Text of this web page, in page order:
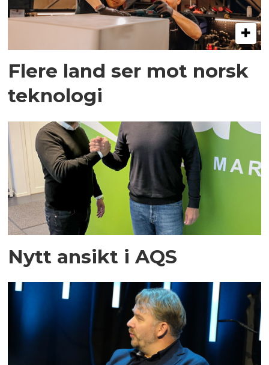
Flere land ser mot norsk
teknologi
Nytt ansikt i AQS